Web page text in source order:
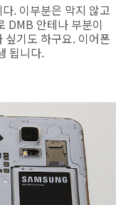
. 이부분은 막지 않고
DMB 안테나 부분이
싶기도 하구요. 이어폰
됩니다.